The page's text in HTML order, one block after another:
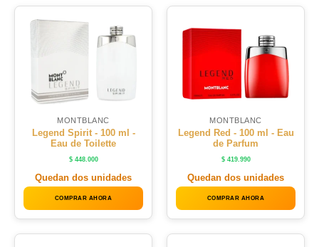
MONTBLANC
Legend Spirit - 100 ml -
Eau de Toilette
$448.000
Quedan dos unidades
COMPRAR AHORA
MONTBLANC
Legend Red - 100 ml - Eau
de Parfum
$419.990
Quedan dos unidades
COMPRAR AHORA